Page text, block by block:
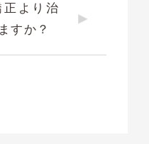
より治
すか？